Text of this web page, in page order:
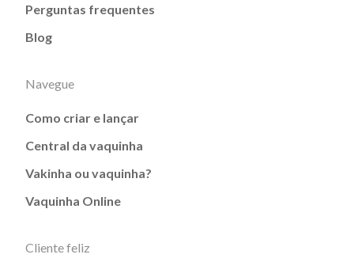
Perguntas frequentes
Blog
Navegue
Como criar e lançar
Central da vaquinha
Vakinha ou vaquinha?
Vaquinha Online
Cliente feliz